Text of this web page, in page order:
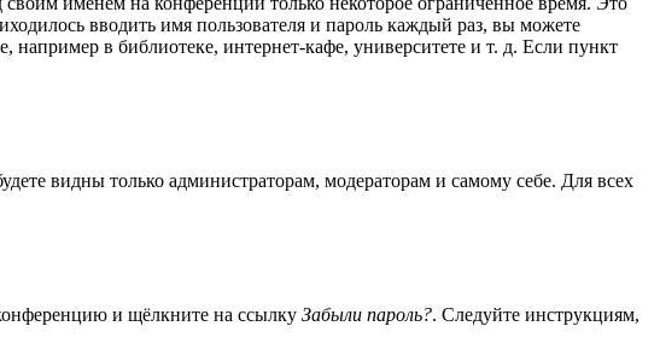
вводить имя пользователя и пароль каждый раз, вы можете
в библиотеке, интернет-кафе, университете и т. д. Если пункт
видны только администраторам, модераторам и самому себе. Для всех
и щёлкните на ссылку Забыли пароль?. Следуйте инструкциям,